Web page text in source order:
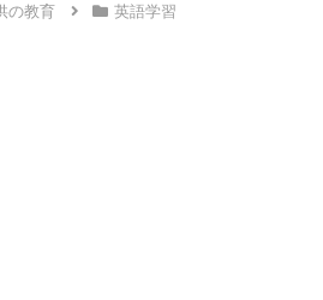
の教育 英語学習